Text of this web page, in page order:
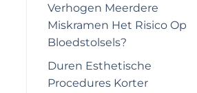
Verhogen Meerdere
Miskramen Het Risico Op
Bloedstolsels?
Duren Esthetische
Procedures Korter